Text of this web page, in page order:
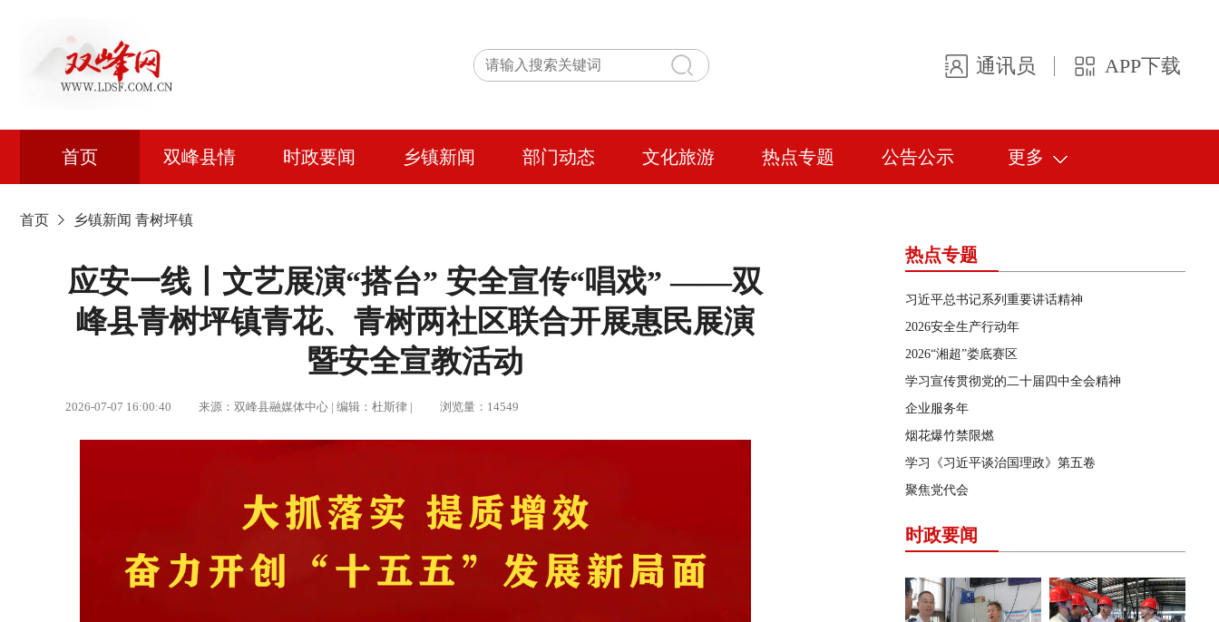
通讯员 APP下载
首页 双峰县情 时政要闻 乡镇新闻 部门动态 文化旅游 热点专题 公告公示 更多
首页 乡镇新闻 青树坪镇
应安一线丨文艺展演“搭台” 安全宣传“唱戏” ——双
峰县青树坪镇青花、青树两社区联合开展惠民展演
暨安全宣教活动
2026-07-07 16:00:40 来源：双峰县融媒体中心 | 编辑：杜斯律 | 浏览量：14549
热点专题
习近平总书记系列重要讲话精神
2026安全生产行动年
2026“湘超”娄底赛区
学习宣传贯彻党的二十届四中全会精神
企业服务年
烟花爆竹禁限燃
学习《习近平谈治国理政》第五卷
聚焦党代会
时政要闻